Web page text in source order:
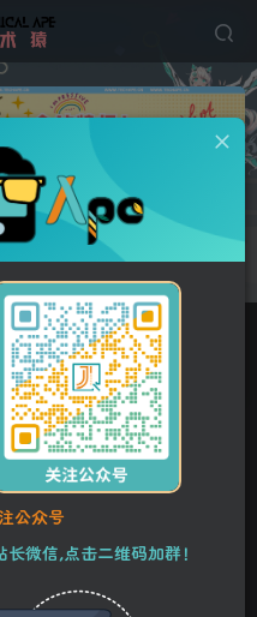
站模板 LED光源电灯
板 正文
LED光源电灯网站源码
Y币25
【SVIP】至尊会员
公众号
微信,点击二维码加群！